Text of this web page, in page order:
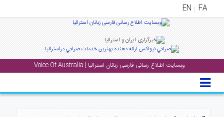
FA
EN
وبسایت اطلاع رسانی فارسی زبانان استرالیا | Voice Of Australia
منوی
اصلی